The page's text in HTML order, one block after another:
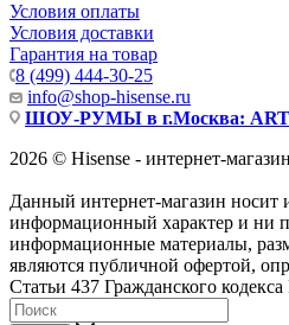
Условия оплаты
Условия доставки
Гарантия на товар
8 (499) 444-30-25
info@shop-hisense.ru
ШОУ-РУМЫ в г.Москва:
2026 © Hisense - интернет-магазин
Данный интернет-магазин носит
информационный характер и ни
информационные материалы,
являются публичной офертой,
Статьи 437 Гражданского